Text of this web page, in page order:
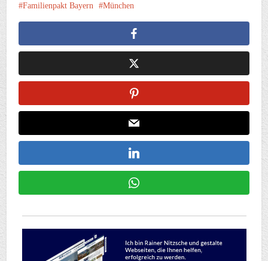
Familienpakt Bayern
München